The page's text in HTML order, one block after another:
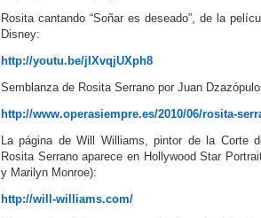
Rosita cantando “Soñar es deseado”, de la
Disney:
http://youtu.be/jIXvqjUXph8
Semblanza de Rosita Serrano por Juan
http://www.operasiempre.es/2010/06/rosita-
La página de Will Williams, pintor de la Corte
Rosita Serrano aparece en Hollywood Star
y Marilyn Monroe):
http://will-williams.com/